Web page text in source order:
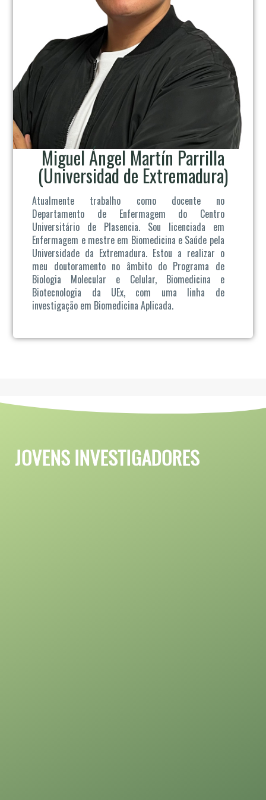
Miguel Ángel Martín Parrilla
(Universidad de Extremadura)
Atualmente trabalho como docente no
Departamento de Enfermagem do Centro
Universitário de Plasencia. Sou licenciada em
Enfermagem e mestre em Biomedicina e Saúde pela
Universidade da Extremadura. Estou a realizar o
meu doutoramento no âmbito do Programa de
Biologia Molecular e Celular, Biomedicina e
Biotecnologia da UEx, com uma linha de
investigação em Biomedicina Aplicada.
JOVENS INVESTIGADORES